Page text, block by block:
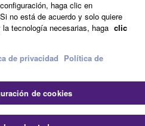
haga clic en
no está de acuerdo y solo quiere
tecnología necesarias, haga clic
de privacidad Política de
de cookies